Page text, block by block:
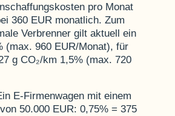
pro Monat
360 EUR monatlich. Zum
Verbrenner gilt aktuell ein
(max. 960 EUR/Monat), für
g CO₂/km 1,5% (max. 720
E-Firmenwagen mit einem
50.000 EUR: 0,75% = 375